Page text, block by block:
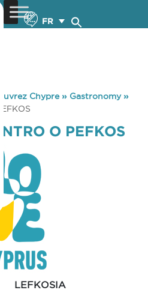
FR
Chypre» Gastronomy»
O PEFKOS
LEFKOSIA